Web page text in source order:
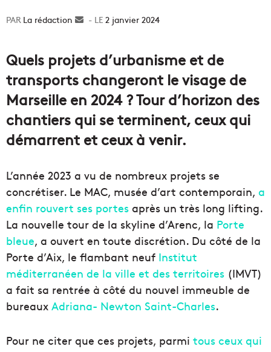
La rédaction
Envoyer2 janvier 2024
Quels projets d’urbanisme et de
transports changeront le visage de
Marseille en 2024 ? Tour d’horizon des
chantiers qui se terminent, ceux qui
démarrent et ceux à venir.
L’année 2023 a vu de nombreux projets se
concrétiser. Le MAC, musée d’art contemporain, a
enfin rouvert ses portes après un très long lifting.
La nouvelle tour de la skyline d’Arenc, la Porte
bleue, a ouvert en toute discrétion. Du côté de la
Porte d’Aix, le flambant neuf Institut
méditerranéen de la ville et des territoires (IMVT)
a fait sa rentrée à côté du nouvel immeuble de
bureaux Adriana- Newton Saint-Charles.
Pour ne citer que ces projets, parmi tous ceux qui